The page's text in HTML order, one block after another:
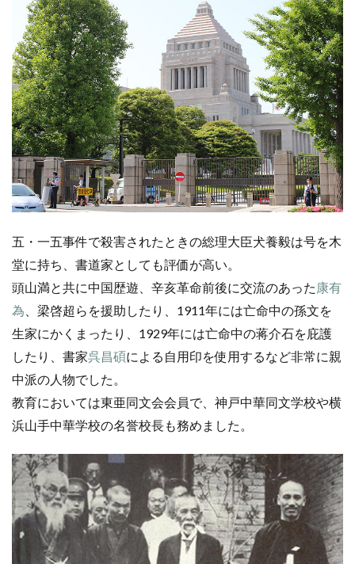
五・一五事件で殺害されたときの総理大臣犬養毅は号を木
堂に持ち、書道家としても評価が高い。
頭山満と共に中国歴遊、辛亥革命前後に交流のあった 康有
為 、梁啓超らを援助したり、1911年には亡命中の孫文を
生家にかくまったり、1929年には亡命中の蒋介石を庇護
したり、書家呉昌碩による自用印を使用するなど非常に親
中派の人物でした。
教育においては東亜同文会会員で、神戸中華同文学校や横
浜山手中華学校の名誉校長も務めました。